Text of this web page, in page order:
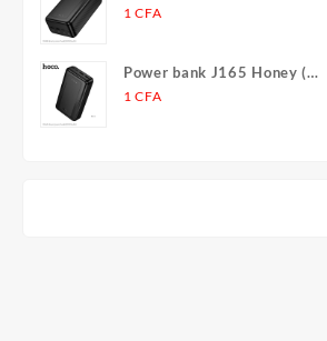
000 mAh)
1CFA
Power bank J165 Honey (20
000 mAh)
1CFA